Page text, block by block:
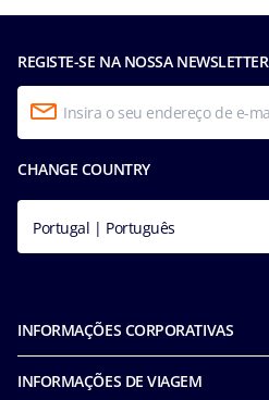
REGISTE-SE NA NOSSA NEWSLETTER
CHANGE COUNTRY
Portugal | Português
INFORMAÇÕES CORPORATIVAS
Sobre a MSC
INFORMAÇÕES DE VIAGEM